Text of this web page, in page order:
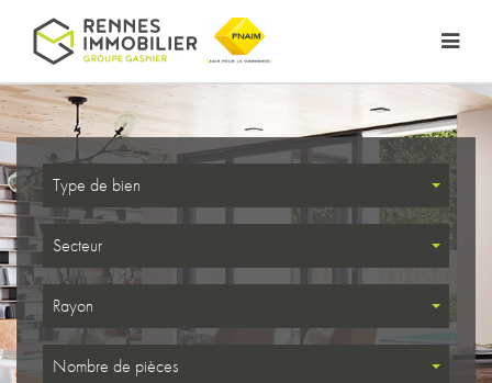
Type de bien
Secteur
Rayon
Nombre de pièces